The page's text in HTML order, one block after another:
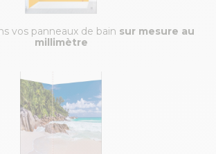
vos panneaux de bain sur mesure au
millimètre